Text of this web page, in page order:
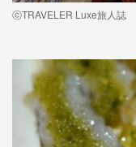
ⓒTRAVELER Luxe旅人誌